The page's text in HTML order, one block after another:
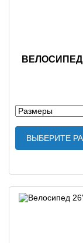
ВЕЛОСИПЕД
ВЫБЕРИТЕ